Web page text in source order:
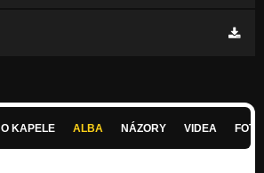
O KAPELE ALBA NÁZORY VIDEA